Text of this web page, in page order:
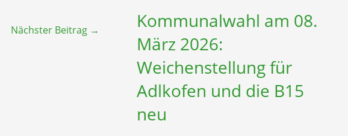
Nächster Beitrag →
Kommunalwahl am 08.
März 2026:
Weichenstellung für
Adlkofen und die B15
neu